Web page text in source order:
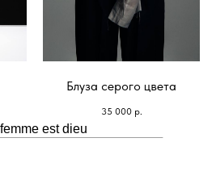
Блуза серого цвета
35 000 р.
est dieu